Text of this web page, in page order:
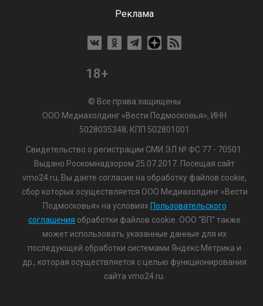
Реклама
18+
© Все права защищены
ООО Медиахолдинг «Вести Подмосковья», ИНН
5028035348; КПП 502801001
Свидетельство о регистрации СМИ ЭЛ № ФС 77 - 70501.
Выдано Роскомнадзором 25.07.2017. Посещая сайт
vmo24.ru, Вы даете согласие на обработку файлов cookie,
сбор которых осуществляется ООО Медиахолдинг «Вести
Подмосковья» на условиях Пользовательского
соглашения обработки файлов cookie. ООО "ВП" также
может использовать указанные данные для их
последующей обработки системами Яндекс.Метрика и
др., которая осуществляется с целью функционирования
сайта vmo24.ru.